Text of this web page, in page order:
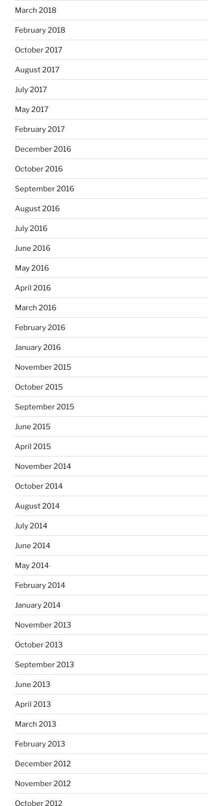
March 2018
February 2018
October 2017
August 2017
July 2017
May 2017
February 2017
December 2016
October 2016
September 2016
August 2016
July 2016
June 2016
May 2016
April 2016
March 2016
February 2016
January 2016
November 2015
October 2015
September 2015
June 2015
April 2015
November 2014
October 2014
August 2014
July 2014
June 2014
May 2014
February 2014
January 2014
November 2013
October 2013
September 2013
June 2013
April 2013
March 2013
February 2013
December 2012
November 2012
October 2012